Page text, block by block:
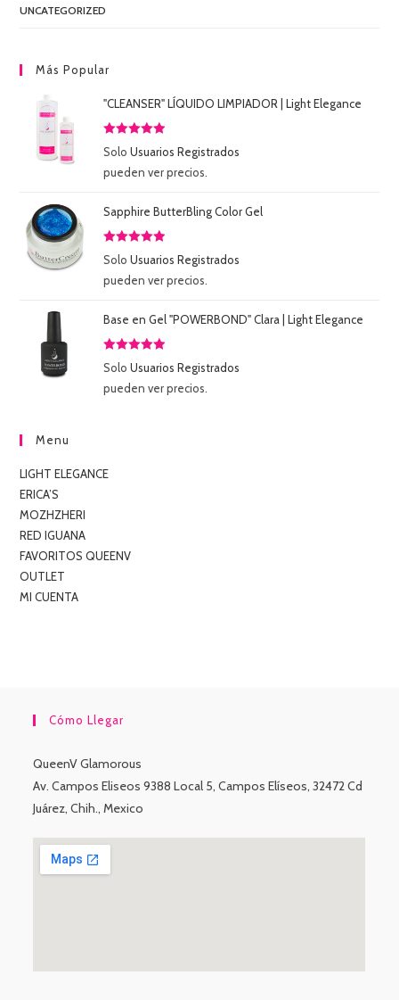
UNCATEGORIZED
Más Popular
"CLEANSER" LÍQUIDO LIMPIADOR | Light Elegance
Valorado
5
SoloUsuarios Registrados
pueden ver precios.
Sapphire ButterBling Color Gel
Valorado
5
SoloUsuarios Registrados
pueden ver precios.
Base en Gel "POWERBOND" Clara | Light Elegance
Valorado
5
SoloUsuarios Registrados
pueden ver precios.
Menu
LIGHT ELEGANCE
ERICA’S
MOZHZHERI
RED IGUANA
FAVORITOS QUEENV
OUTLET
MI CUENTA
Cómo Llegar
QueenV Glamorous
Av. Campos Eliseos 9388 Local 5, Campos Elíseos, 32472 Cd
Juárez, Chih., Mexico